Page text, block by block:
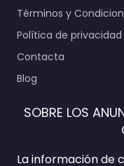
Términos y
Política de privacidad
Contacta
Blog
SOBRE LOS
La información de